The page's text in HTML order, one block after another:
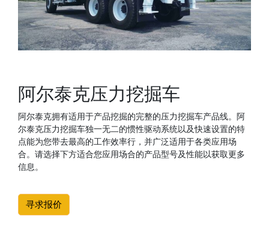
阿尔泰克压力挖掘车
阿尔泰克拥有适用于产品挖掘的完整的压力挖掘车产品线。阿
尔泰克压力挖掘车独一无二的惯性驱动系统以及快速设置的特
点能为您带去最高的工作效率行，并广泛适用于各类应用场
合。请选择下方适合您应用场合的产品型号及性能以获取更多
信息。
寻求报价